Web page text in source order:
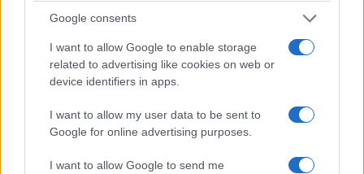
Google consents
I want to allow Google to enable storage
related to advertising like cookies on web or
device identifiers in apps.
I want to allow my user data to be sent to
Google for online advertising purposes.
I want to allow Google to send me